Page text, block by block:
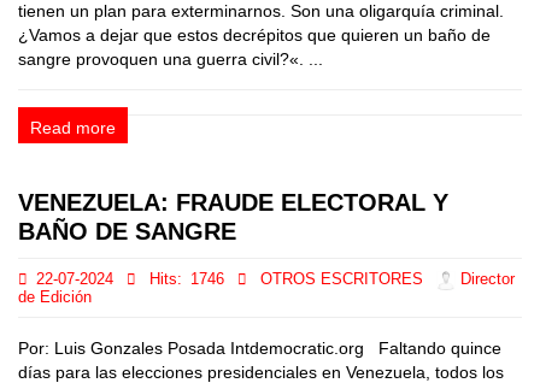
tienen un plan para exterminarnos. Son una oligarquía criminal.
¿Vamos a dejar que estos decrépitos que quieren un baño de
sangre provoquen una guerra civil?«. ...
Read more
VENEZUELA: FRAUDE ELECTORAL Y
BAÑO DE SANGRE
22-07-2024 Hits: 1746 OTROS ESCRITORES
Director
de Edición
Por: Luis Gonzales Posada Intdemocratic.org Faltando quince
días para las elecciones presidenciales en Venezuela, todos los